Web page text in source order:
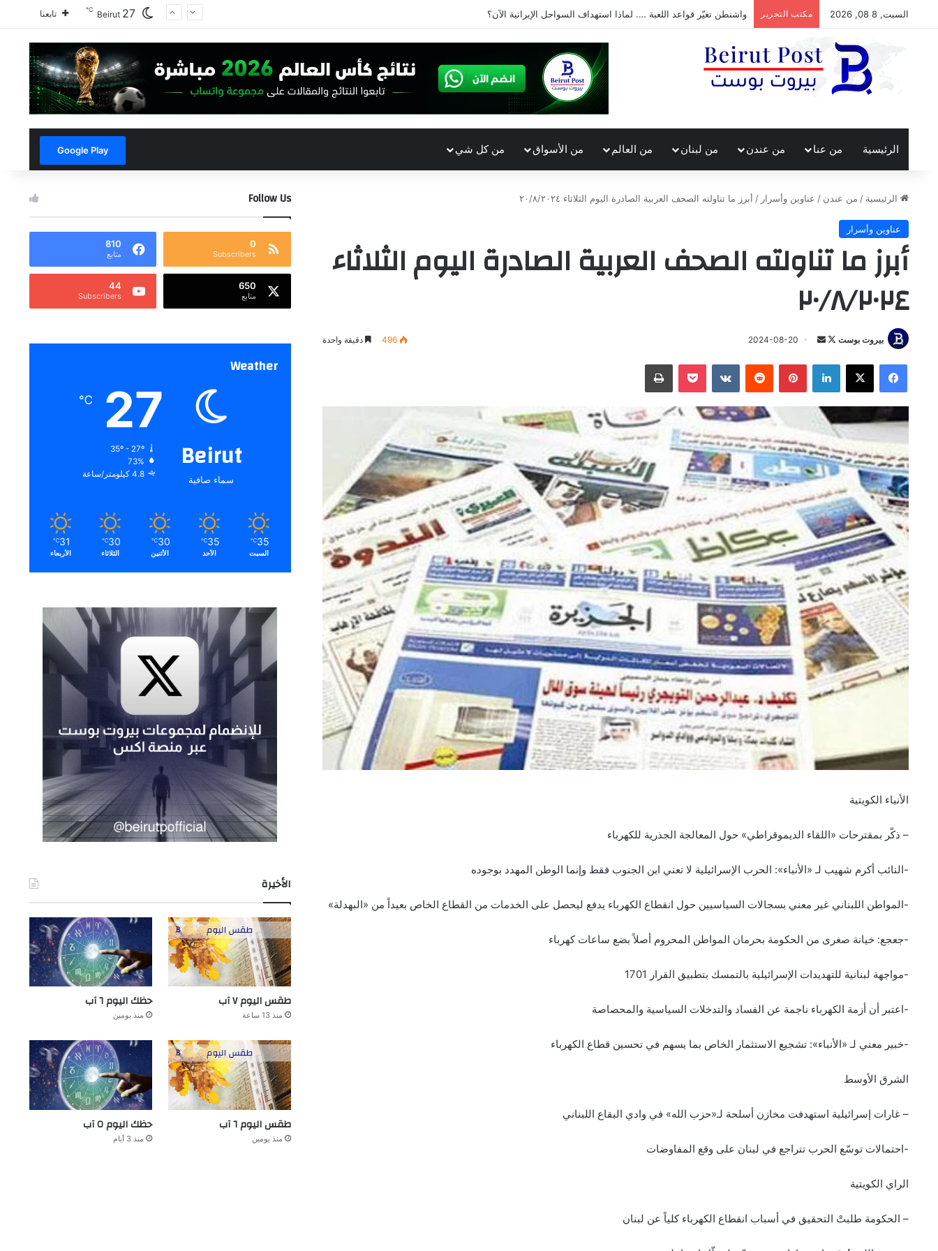
السبت, 8 08, 2026 مكتب التحرير واشنطن تغيّر قواعد اللعبة …. لماذا استهداف السواحل الإيرانية الآن؟ Beirut 27
℃ تابعنا
الرئيسية من عنا من عندن من لبنان من العالم من الأسواق من كل شي Google Play
الرئيسية / من عندن / عناوين وأسرار / أبرز ما تناولته الصحف العربية الصادرة اليوم الثلاثاء ٢٠/٨/٢٠٢٤
عناوين وأسرار
أبرز ما تناولته الصحف العربية الصادرة اليوم الثلاثاء
٢٠/٨/٢٠٢٤
بيروت بوست
تابع
X
أرسل
إلكترونيا
2024-08-20
496 دقيقة واحدة
فيسبوك ‫X لينكدإن بينتيريست
‏Reddit
‏VKontakte
‫Pocket طباعة
الأنباء الكويتية
– ذكّر بمقترحات «اللقاء الديموقراطي» حول المعالجة الجذرية للكهرباء
-النائب أكرم شهيب لـ «الأنباء»: الحرب الإسرائيلية لا تعني ابن الجنوب فقط وإنما الوطن المهدد بوجوده
-المواطن اللبناني غير معني بسجالات السياسيين حول انقطاع الكهرباء يدفع ليحصل على الخدمات من القطاع الخاص بعيداً من «البهدلة»
-جعجع: خيانة صغرى من الحكومة بحرمان المواطن المحروم أصلاً بضع ساعات كهرباء
-مواجهة لبنانية للتهديدات الإسرائيلية بالتمسك بتطبيق القرار 1701
-اعتبر أن أزمة الكهرباء ناجمة عن الفساد والتدخلات السياسية والمحصاصة
-خبير معني لـ «الأنباء»: تشجيع الاستثمار الخاص بما يسهم في تحسين قطاع الكهرباء
الشرق الأوسط
– غارات إسرائيلية استهدفت مخازن أسلحة ﻟـ«حزب الله» في وادي البقاع اللبناني
-احتمالات توسّع الحرب تتراجع في لبنان على وقع المفاوضات
الراي الكويتية
– الحكومة طلبتْ التحقيق في أسباب انقطاع الكهرباء كلياً عن لبنان
Follow Us
0
Subscribers
810
متابع
650
متابع
44
Subscribers
Weather
Beirut
سماء صافية
27
℃
35º - 27º
73%
4.8 كيلومتر/ساعة
35
℃
السبت
35
℃
الأحد
30
℃
الأثنين
30
℃
الثلاثاء
31
℃
الأربعاء
الأخيرة
طقس اليوم ٧ آب
منذ 13 ساعة
حظك اليوم ٦ آب
منذ يومين
طقس اليوم ٦ آب
منذ يومين
حظك اليوم ٥ آب
منذ 3 أيام